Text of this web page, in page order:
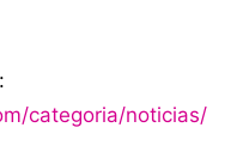
categoria/noticias/